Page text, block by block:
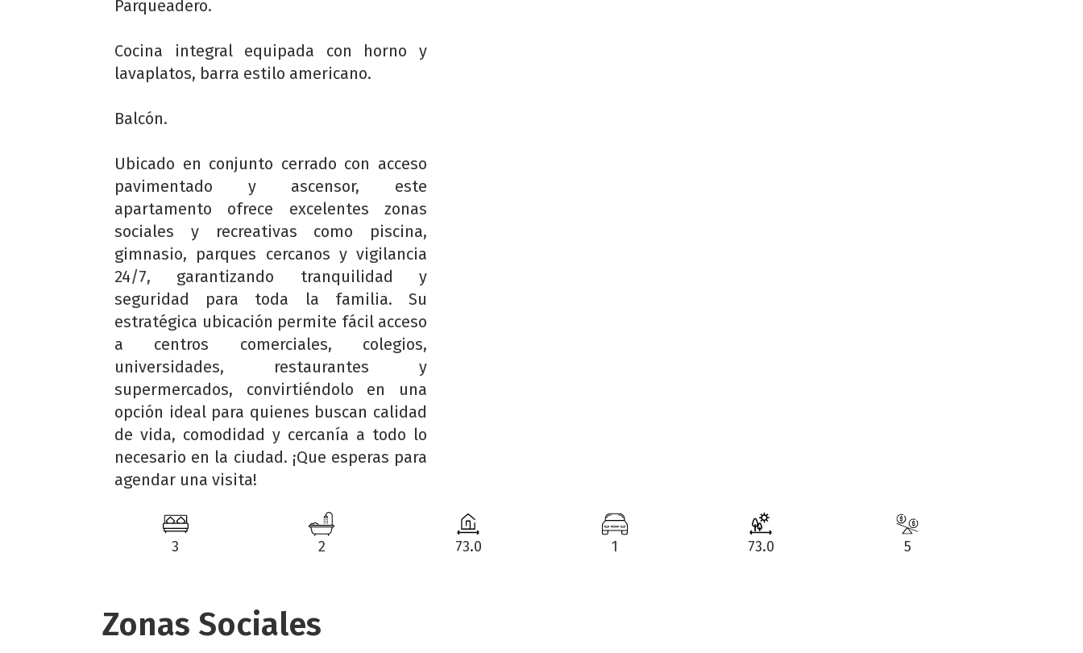
Parqueadero.
Cocina integral equipada con horno y
lavaplatos, barra estilo americano.
Balcón.
Ubicado en conjunto cerrado con acceso
pavimentado y ascensor, este
apartamento ofrece excelentes zonas
sociales y recreativas como piscina,
gimnasio, parques cercanos y vigilancia
24/7, garantizando tranquilidad y
seguridad para toda la familia. Su
estratégica ubicación permite fácil acceso
a centros comerciales, colegios,
universidades, restaurantes y
supermercados, convirtiéndolo en una
opción ideal para quienes buscan calidad
de vida, comodidad y cercanía a todo lo
necesario en la ciudad. ¡Que esperas para
agendar una visita!
3 2 73.0 1 73.0 5
Zonas Sociales